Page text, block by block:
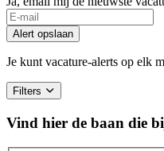
Alert opslaan
Je kunt vacature-alerts op elk
Filters
Vind hier de baan die